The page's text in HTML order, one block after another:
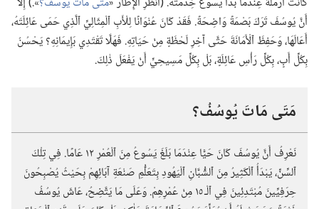
أَنَّ يُوسُفَ تَرَكَ بَصْمَةً وَاضِحَةً.‏ فَقَدْ كَانَ عُنْوَانًا لِلْأَبِ ٱلْمِثَالِيِّ ٱلَّذِي حَمَى عَائِلَتَهُ،‏
أَعَالَهَا،‏ وَحَفِظَ ٱلْأَمَانَةَ حَتَّى آخِرِ لَحْظَةٍ مِنْ حَيَاتِهِ.‏ فَهَلَّا تَقْتَدِي بَإِيمَانِهِ؟‏ يَحْسُنُ
بِكُلِّ أَبٍ،‏ بِكُلِّ رَأْسِ عَائِلَةٍ،‏ بَلْ بِكُلِّ مَسِيحِيٍّ أَنْ يَفْعَلَ ذٰلِكَ.‏
مَتَى مَاتَ يُوسُفُ؟‏
نَعْرِفُ أَنَّ يُوسُفَ كَانَ حَيًّا عِنْدَمَا بَلَغَ يَسُوعُ مِنَ ٱلْعُمْرِ ١٢ عَامًا.‏ فِي تِلْكَ
ٱلسِّنِّ،‏ يَبْدَأُ ٱلْكَثِيرُ مِنَ ٱلشُّبَّانِ ٱلْيَهُودِ بِتَعَلُّمِ صَنْعَةِ آبَائِهِمْ بِحَيْثُ يُصْبِحُونَ
حِرَفِيِّينَ مُبْتَدِئِينَ فِي ٱلْـ‍ ١٥ مِنْ عُمْرِهِمْ.‏ وَعَلَى مَا يَتَّضِحُ،‏ عَاشَ يُوسُفُ